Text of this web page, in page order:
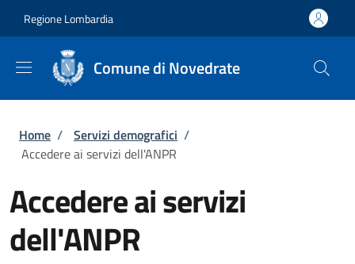
Regione Lombardia
Comune di Novedrate
Briciole di pane
Home / Servizi demografici /
Accedere ai servizi dell'ANPR
Accedere ai servizi
dell'ANPR